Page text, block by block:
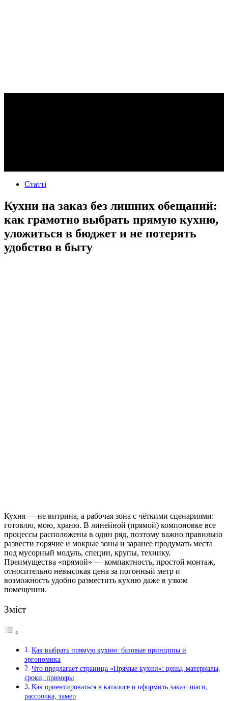
Статті
Кухни на заказ без лишних обещаний:
как грамотно выбрать прямую кухню,
уложиться в бюджет и не потерять
удобство в быту
Кухня — не витрина, а рабочая зона с чёткими сценариями:
готовлю, мою, храню. В линейной (прямой) компоновке все
процессы расположены в один ряд, поэтому важно правильно
развести горячие и мокрые зоны и заранее продумать места
под мусорный модуль, специи, крупы, технику.
Преимущества «прямой» — компактность, простой монтаж,
относительно невысокая цена за погонный метр и
возможность удобно разместить кухню даже в узком
помещении.
Зміст
Как выбрать прямую кухню: базовые принципы и
эргономика
Что предлагает страница «Прямые кухни»: цены, материалы,
сроки, примеры
Как ориентироваться в каталоге и оформить заказ: шаги,
рассрочка, замер